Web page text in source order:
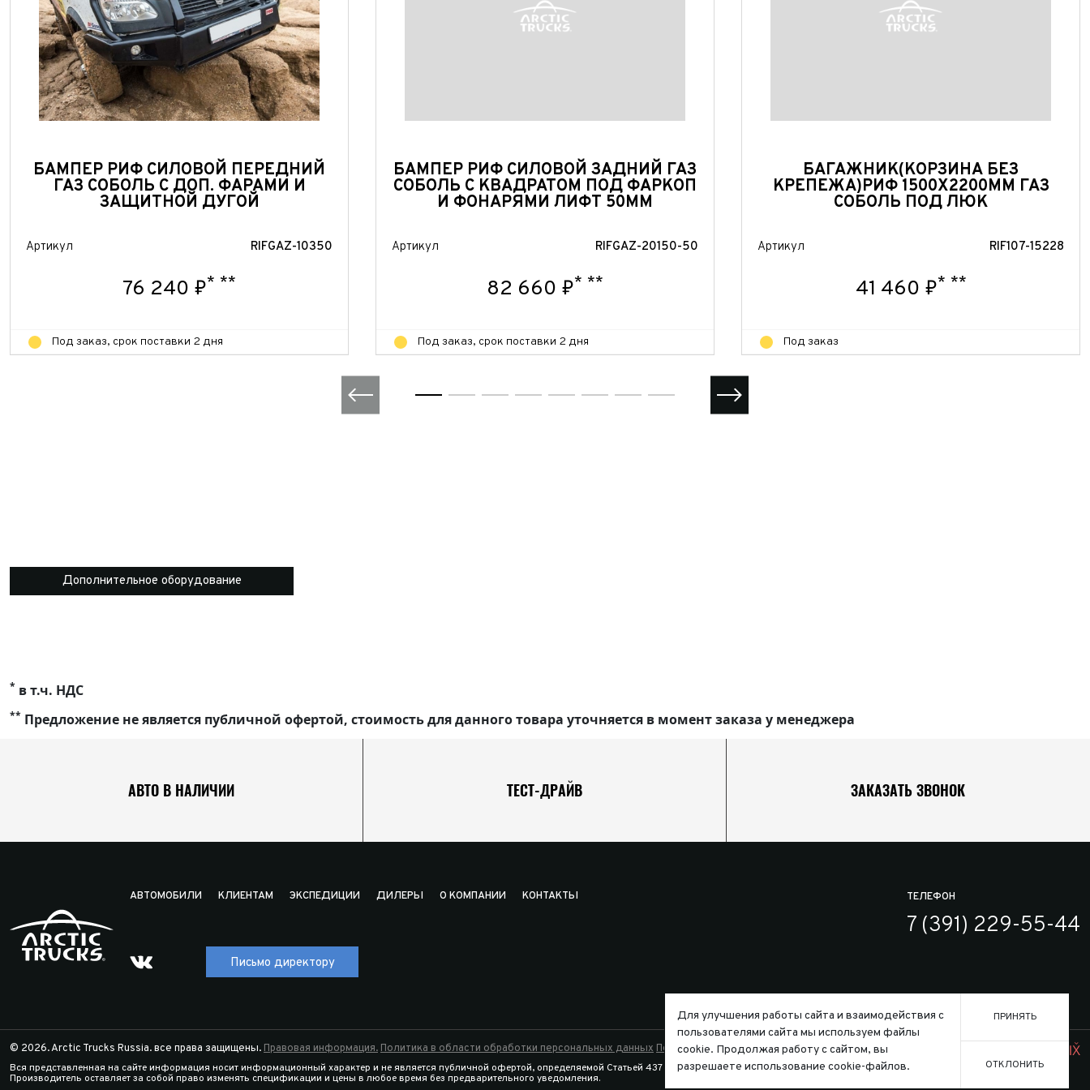
БАМПЕР РИФ СИЛОВОЙ ПЕРЕДНИЙ
ГАЗ СОБОЛЬ С ДОП. ФАРАМИ И
ЗАЩИТНОЙ ДУГОЙ
Артикул RIFGAZ-10350
76 240 ₽* **
Под заказ, срок поставки 2 дня
БАМПЕР РИФ СИЛОВОЙ ЗАДНИЙ ГАЗ
СОБОЛЬ С КВАДРАТОМ ПОД ФАРКОП
И ФОНАРЯМИ ЛИФТ 50ММ
Артикул RIFGAZ-20150-50
82 660 ₽* **
Под заказ, срок поставки 2 дня
БАГАЖНИК(КОРЗИНА БЕЗ
КРЕПЕЖА)РИФ 1500Х2200ММ ГАЗ
СОБОЛЬ ПОД ЛЮК
Артикул RIF107-15228
41 460 ₽* **
Под заказ
Дополнительное оборудование
* в т.ч. НДС
** Предложение не является публичной офертой, стоимость для данного товара уточняется в момент заказа у менеджера
АВТО В НАЛИЧИИ ТЕСТ-ДРАЙВ ЗАКАЗАТЬ ЗВОНОК
АВТОМОБИЛИ КЛИЕНТАМ ЭКСПЕДИЦИИ ДИЛЕРЫ О КОМПАНИИ КОНТАКТЫ
Письмо директору
ТЕЛЕФОН
7 (391) 229-55-44
© 2026. Arctic Trucks Russia. все права защищены. Правовая информация. Политика в области обработки персональных данных Политика использования файлов cookie
Вся представленная на сайте информация носит информационный характер и не является публичной офертой, определяемой Статьей 437 Гражданского кодекса Российской Федерации.
Производитель оставляет за собой право изменять спецификации и цены в любое время без предварительного уведомления.
Отправить
Заказать
Для улучшения работы сайта и взаимодействия с
пользователями сайта мы используем файлы
cookie. Продолжая работу с сайтом, вы
разрешаете использование cookie-файлов.
ПРИНЯТЬ
ОТКЛОНИТЬ